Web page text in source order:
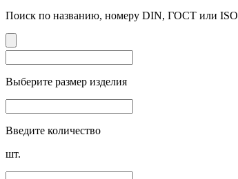
Поиск по названию, номеру DIN, ГОСТ или ISO
Выберите размер изделия
Введите количество
шт.